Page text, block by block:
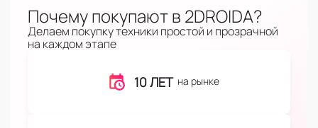
Почему покупают в 2DROIDA?
Делаем покупку техники простой и прозрачной
на каждом этапе
10 ЛЕТ на рынке